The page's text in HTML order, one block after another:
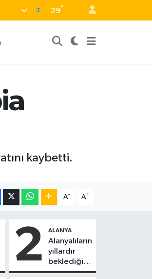
29°
kaybetti.
A- A+
2 ALANYA
Alanyalıların
yıllardır
beklediği
yol askıdan